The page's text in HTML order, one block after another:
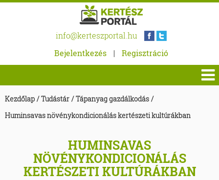
info@kerteszportal.hu
Bejelentkezés
| Regisztráció
Kezdőlap / Tudástár / Tápanyag gazdálkodás /
Huminsavas növénykondicionálás kertészeti kultúrákban
HUMINSAVAS
NÖVÉNYKONDICIONÁLÁS
KERTÉSZETI KULTÚRÁKBAN